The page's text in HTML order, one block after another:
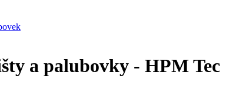
a palubovky - HPM Tec